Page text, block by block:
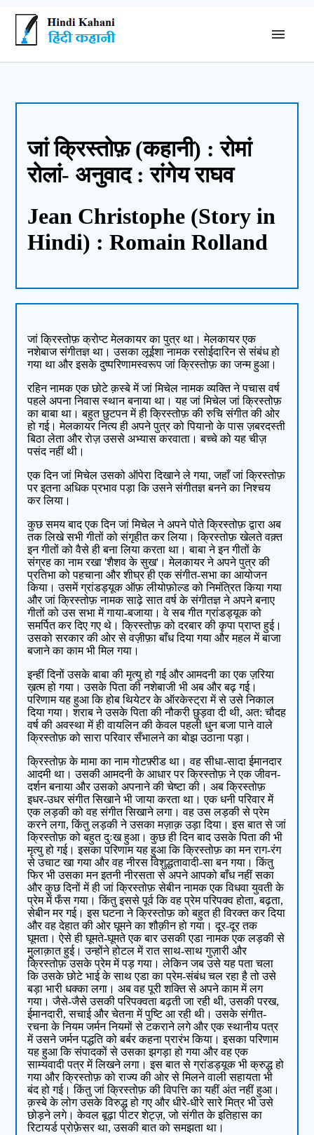
जां क्रिस्तोफ़ (कहानी) : रोमां
रोलां- अनुवाद : रांगेय राघव
Jean Christophe (Story in
Hindi) : Romain Rolland
जां क्रिस्तोफ़ क्रोप्ट मेलकायर का पुत्र था। मेलकायर एक
नशेबाज संगीतज्ञ था। उसका लूईशा नामक रसोईदारिन से संबंध हो
गया था और इसके दुष्परिणामस्वरूप जां क्रिस्तोफ़ का जन्म हुआ।
रहिन नामक एक छोटे क़स्बे में जां मिचेल नामक व्यक्ति ने पचास वर्ष
पहले अपना निवास स्थान बनाया था। यह जां मिचेल जां क्रिस्तोफ़
का बाबा था। बहुत छुटपन में ही क्रिस्तोफ़ की रुचि संगीत की ओर
हो गई। मेलकायर नित्य ही अपने पुत्र को पियानो के पास ज़बरदस्ती
बिठा लेता और रोज़ उससे अभ्यास करवाता। बच्चे को यह चीज़
पसंद नहीं थी।
एक दिन जां मिचेल उसको ऑपेरा दिखाने ले गया, जहाँ जां क्रिस्तोफ़
पर इतना अधिक प्रभाव पड़ा कि उसने संगीतज्ञ बनने का निश्चय
कर लिया।
कुछ समय बाद एक दिन जां मिचेल ने अपने पोते क्रिस्तोफ़ द्वारा अब
तक लिखे सभी गीतों को संगृहीत कर लिया। क्रिस्तोफ़ खेलते वक़्त
इन गीतों को वैसे ही बना लिया करता था। बाबा ने इन गीतों के
संग्रह का नाम रखा 'शैशव के सुख'। मेलकायर ने अपने पुत्र की
प्रतिभा को पहचाना और शीघ्र ही एक संगीत-सभा का आयोजन
किया। उसमें ग्रांडड्यूक ऑफ़ लीयोफ़ोल्ड को निमंत्रित किया गया
और जां क्रिस्तोफ़ नामक साढ़े सात वर्ष के संगीतज्ञ ने अपने बनाए
गीतों को उस सभा में गाया-बजाया। वे सब गीत ग्रांडड्यूक को
समर्पित कर दिए गए थे। क्रिस्तोफ़ को दरबार की कृपा प्राप्त हुई।
उसको सरकार की ओर से वज़ीफ़ा बाँध दिया गया और महल में बाजा
बजाने का काम भी मिल गया।
इन्हीं दिनों उसके बाबा की मृत्यु हो गई और आमदनी का एक ज़रिया
ख़त्म हो गया। उसके पिता की नशेबाजी भी अब और बढ़ गई।
परिणाम यह हुआ कि होब थियेटर के ऑरकेस्ट्रा में से उसे निकाल
दिया गया। शराब ने उसके पिता की नौकरी छुड़वा दी थी, अत: चौदह
वर्ष की अवस्था में ही वायलिन की केवल पहली धुन बजा पाने वाले
क्रिस्तोफ़ को सारा परिवार सँभालने का बोझ उठाना पड़ा।
क्रिस्तोफ़ के मामा का नाम गोटफ़्रीड था। वह सीधा-सादा ईमानदार
आदमी था। उसकी आमदनी के आधार पर क्रिस्तोफ़ ने एक जीवन-
दर्शन बनाया और उसको अपनाने की चेष्टा की। अब क्रिस्तोफ़
इधर-उधर संगीत सिखाने भी जाया करता था। एक धनी परिवार में
एक लड़की को वह संगीत सिखाने लगा। वह उस लड़की से प्रेम
करने लगा, किंतु लड़की ने उसका मज़ाक़ उड़ा दिया। इस बात से जां
क्रिस्तोफ़ को बहुत दुःख हुआ। कुछ ही दिन बाद उसके पिता की भी
मृत्यु हो गई। इसका परिणाम यह हुआ कि क्रिस्तोफ़ का मन राग-रंग
से उचाट खा गया और वह नीरस विशुद्धतावादी-सा बन गया। किंतु
फिर भी उसका मन इतनी नीरसता से अपने आपको बाँध नहीं सका
और कुछ दिनों में ही जां क्रिस्तोफ़ सेबीन नामक एक विधवा युवती के
प्रेम में फँस गया। किंतु इससे पूर्व कि वह प्रेम परिपक्व होता, बढ़ता,
सेबीन मर गई। इस घटना ने क्रिस्तोफ़ को बहुत ही विरक्त कर दिया
और वह देहात की ओर घूमने का शौक़ीन हो गया। दूर-दूर तक
घूमता। ऐसे ही घूमते-घूमते एक बार उसकी एडा नामक एक लड़की से
मुलाक़ात हुई। उन्होंने होटल में रात साथ-साथ गुज़ारी और
क्रिस्तोफ़ उसके प्रेम में पड़ गया। लेकिन जब उसे यह पता चला
कि उसके छोटे भाई के साथ एडा का प्रेम-संबंध चल रहा है तो उसे
बड़ा भारी धक्का लगा। अब वह पूरी शक्ति से अपने काम में लग
गया। जैसे-जैसे उसकी परिपक्वता बढ़ती जा रही थी, उसकी परख,
ईमानदारी, सचाई और चेतना में पुष्टि आ रही थी। उसके संगीत-
रचना के नियम जर्मन नियमों से टकराने लगे और एक स्थानीय पत्र
में उसने जर्मन पद्धति को बर्बर कहना प्रारंभ किया। इसका परिणाम
यह हुआ कि संपादकों से उसका झगड़ा हो गया और वह एक
साम्यवादी पत्र में लिखने लगा। इस बात से ग्रांडड्यूक भी क्रुद्ध हो
गया और क्रिस्तोफ़ को राज्य की ओर से मिलने वाली सहायता भी
बंद हो गई। किंतु जां क्रिस्तोफ़ की विपत्ति का यहीं अंत नहीं हुआ।
क़स्बे के लोग उसके विरुद्ध हो गए और धीरे-धीरे सारे मित्र भी उसे
छोड़ने लगे। केवल बूढ़ा पीटर शेट्ज़, जो संगीत के इतिहास का
रिटायर्ड प्रोफ़ेसर था, उसकी बात को समझता था।